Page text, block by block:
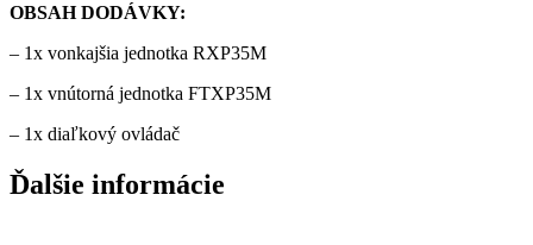
OBSAH DODÁVKY:
– 1x vonkajšia jednotka RXP35M
– 1x vnútorná jednotka FTXP35M
– 1x diaľkový ovládač
Ďalšie informácie